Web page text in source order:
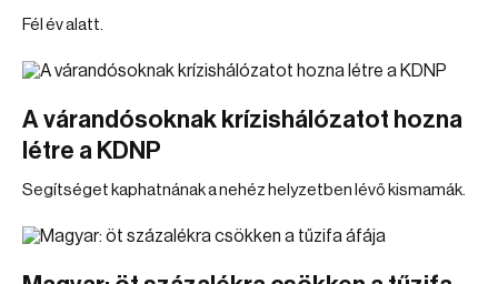
Fél év alatt.
A várandósoknak krízishálózatot hozna
létre a KDNP
Segítséget kaphatnának a nehéz helyzetben lévő kismamák.